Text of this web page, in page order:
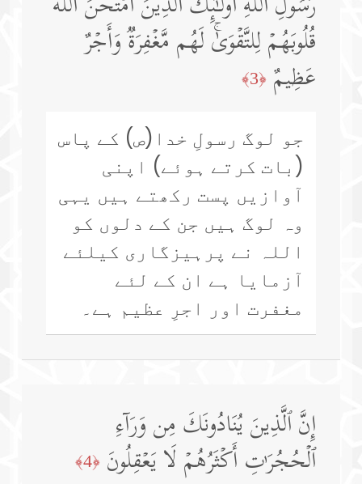
قُلُوبَهُمۡ لِلتَّقۡوَىٰۚ لَهُم مَّغۡفِرَةࣱ وَأَجۡرٌ
عَظِیمٌ ﴿3﴾
جو لوگ رسولِ خدا(ص) کے پاس
(بات کرتے ہوئے) اپنی
آوازیں پست رکھتے ہیں یہی
وہ لوگ ہیں جن کے دلوں کو
اللہ نے پرہیزگاری کیلئے
آزمایا ہے ان کے لئے
مغفرت اور اجرِ عظیم ہے۔
إِنَّ ٱلَّذِینَ یُنَادُونَكَ مِن وَرَاۤءِ
ٱلۡحُجُرَ ٰ⁠تِ أَكۡثَرُهُمۡ لَا یَعۡقِلُونَ ﴿4﴾